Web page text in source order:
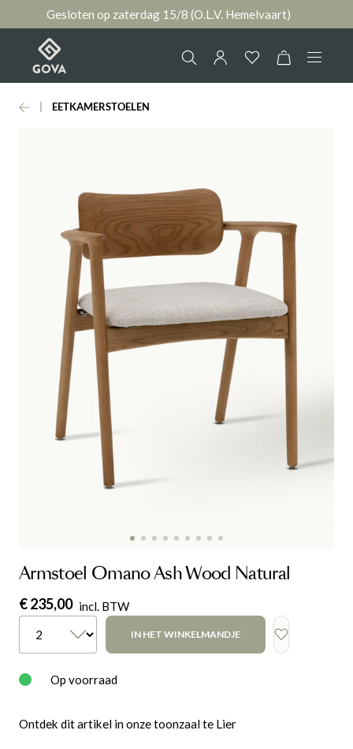
Gesloten op zaterdag 15/8 (O.L.V. Hemelvaart)
Collectie
Merken
Nieuws & Inspiratie
Contact
AANMELDEN
of registreren
EETKAMERSTOELEN
Armstoel Omano Ash Wood Natural
€ 235,00 incl. BTW
IN HET WINKELMANDJE
Op voorraad
Ontdek dit artikel in onze toonzaal te Lier